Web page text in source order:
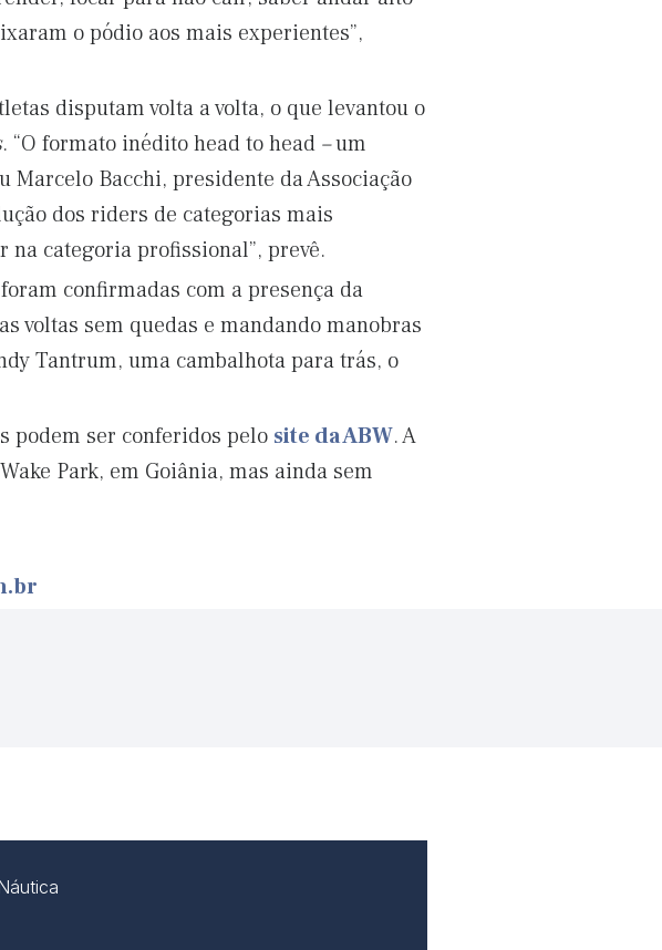
o pódio aos mais experientes”,
disputam volta a volta, o que levantou o
. “O formato inédito head to head –um
Marcelo Bacchi, presidente da Associação
dos riders de categorias mais
na categoria profissional”, prevê.
confirmadas com a presença da
voltas sem quedas e mandando manobras
Tantrum, uma cambalhota para trás, o
podem ser conferidos pelo site da ABW. A
Park, em Goiânia, mas ainda sem